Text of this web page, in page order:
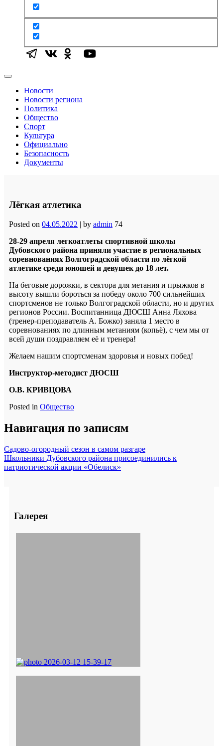
Новости
Новости региона
Политика
Общество
Спорт
Культура
Официально
Безопасность
Документы
Лёгкая атлетика
Posted on 04.05.2022 | by admin 74
28-29 апреля легкоатлеты спортивной школы
Дубовского района приняли участие в региональных
соревнованиях Волгоградской области по лёгкой
атлетике среди юношей и девушек до 18 лет.
На беговые дорожки, в сектора для метания и прыжков в
высоту вышли бороться за победу около 700 сильнейших
спортсменов не только Волгоградской области, но и других
регионов России. Воспитанница ДЮСШ Анна Ляхова
(тренер-преподаватель А. Божко) заняла 1 место в
соревнованиях по длинным метаниям (копьё), с чем мы от
всей души поздравляем её и тренера!
Желаем нашим спортсменам здоровья и новых побед!
Инструктор-методист ДЮСШ
О.В. КРИВЦОВА
Posted in Общество
Навигация по записям
Садово-огородный сезон в самом разгаре
Школьники Дубовского района присоединились к
патриотической акции «Обелиск»
Галерея